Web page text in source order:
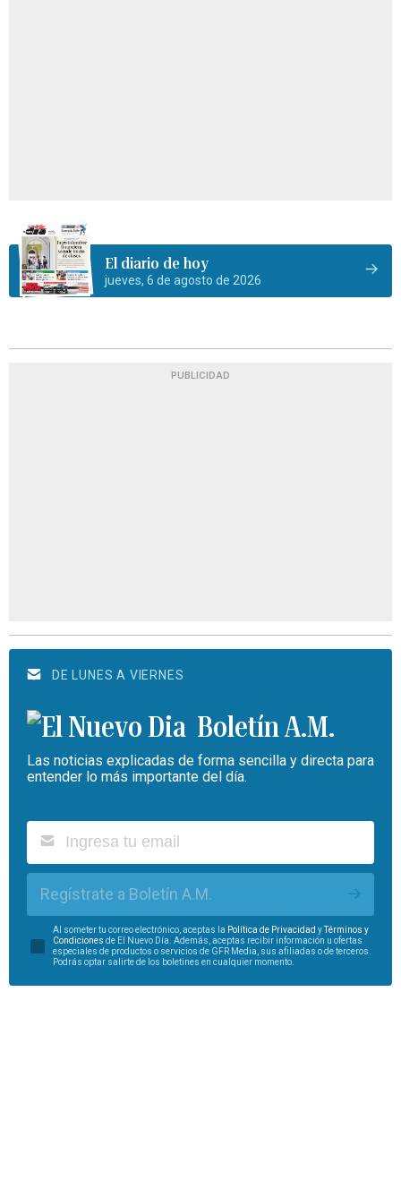
El diario de hoy
jueves, 6 de agosto de 2026
PUBLICIDAD
DE LUNES A VIERNES
Boletín A.M.
Las noticias explicadas de forma sencilla y directa para
entender lo más importante del día.
Regístrate a Boletín A.M.
Al someter tu correo electrónico, aceptas la Política de Privacidad yTérminos y
Condiciones de El Nuevo Día. Además, aceptas recibir información u ofertas
especiales de productos o servicios de GFR Media, sus afiliadas o de terceros.
Podrás optar salirte de los boletines en cualquier momento.